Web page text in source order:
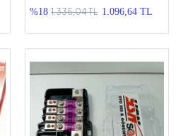
%18 1.335,04 TL 1.096,64 TL